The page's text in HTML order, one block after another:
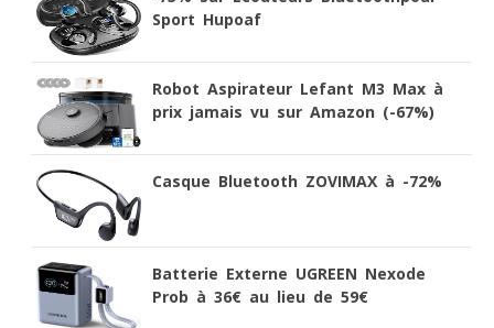
Sport Hupoaf
Robot Aspirateur Lefant M3 Max à
prix jamais vu sur Amazon (-67%)
Casque Bluetooth ZOVIMAX à -72%
Batterie Externe UGREEN Nexode
Prob à 36€ au lieu de 59€